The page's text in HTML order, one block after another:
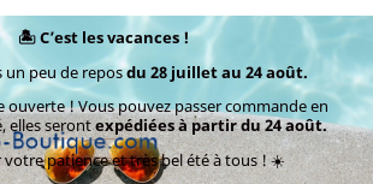
🏝️ C’est les vacances !
un peu de reposdu 28 juillet au 24 août.
ouverte ! Vous pouvez passer commande en
elles serontexpédiées à partir du 24 août.
patience et très bel été à tous ! ☀️